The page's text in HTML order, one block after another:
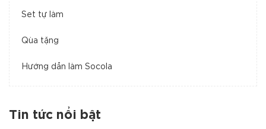
Set tự làm
Qùa tặng
Hướng dẫn làm Socola
Tin tức nổi bật